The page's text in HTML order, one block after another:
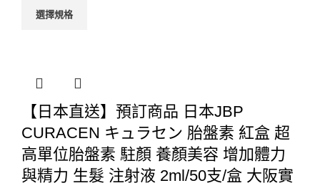
選擇規格
【日本直送】預訂商品 日本JBP
CURACEN キュラセン 胎盤素 紅盒 超
高單位胎盤素 駐顏 養顏美容 增加體力
與精力 生髮 注射液 2ml/50支/盒 大阪實